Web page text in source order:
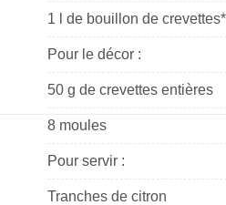
1 l de bouillon de crevettes*
Pour le décor :
50 g de crevettes entières
8 moules
Pour servir :
Tranches de citron